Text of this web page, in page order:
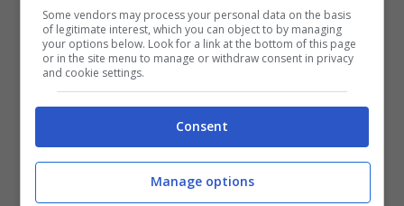
l’autobus sui percorsi più lunghi.
Some vendors may process your personal data on the basis
of legitimate interest, which you can object to by managing
your options below. Look for a link at the bottom of this page
or in the site menu to manage or withdraw consent in privacy
and cookie settings.
Consent
Manage options